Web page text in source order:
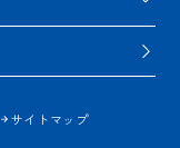
サイトマップ